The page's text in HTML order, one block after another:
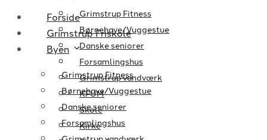
Grimstrup Fitness
Børnehave/Vuggestue
Danske seniorer
Forsamlingshus
Grimstrup vandværk
KFUM
Skole
Kirke
Forside
Grimstrup Friskole
Byen
Grimstrup Fitness
Børnehave/Vuggestue
Danske seniorer
Forsamlingshus